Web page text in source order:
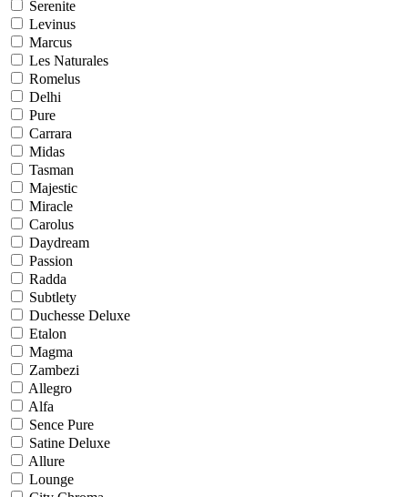
Serenite
Levinus
Marcus
Les Naturales
Romelus
Delhi
Pure
Carrara
Midas
Tasman
Majestic
Miracle
Carolus
Daydream
Passion
Radda
Subtlety
Duchesse Deluxe
Etalon
Magma
Zambezi
Allegro
Alfa
Sence Pure
Satine Deluxe
Allure
Lounge